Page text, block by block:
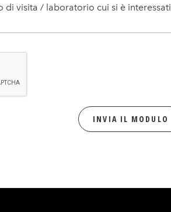
di visita / laboratorio cui si è interessati
INVIA IL MODULO